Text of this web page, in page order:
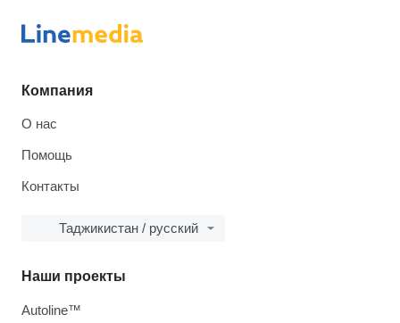
Компания
О нас
Помощь
Контакты
Таджикистан / русский
Наши проекты
Autoline™